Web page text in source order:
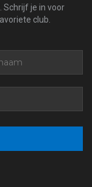
je in voor
club.